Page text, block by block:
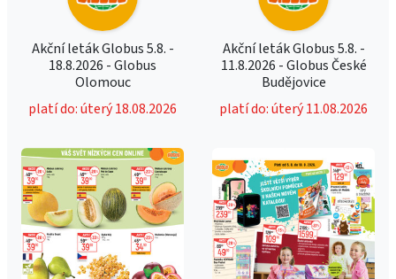
Akční leták Globus 5.8. -
18.8.2026 - Globus
Olomouc
platí do: úterý 18.08.2026
Akční leták Globus 5.8. -
11.8.2026 - Globus České
Budějovice
platí do: úterý 11.08.2026